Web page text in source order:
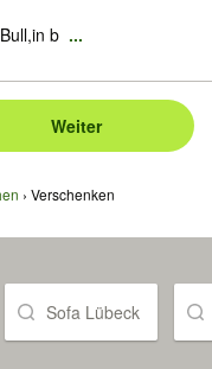
b ...
Weiter
Verschenken
Sofa Lübeck